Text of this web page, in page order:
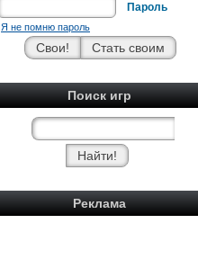
Пароль
Я не помню пароль
Поиск игр
Реклама